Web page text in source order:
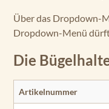
Über das Dropdown-
Dropdown-Menü
Die
Artikelnummer